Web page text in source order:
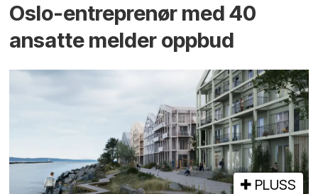
Oslo-entreprenør med 40
ansatte melder oppbud
PLUSS